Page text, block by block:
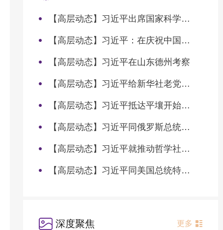
【高层动态】习近平出席国家科学技术奖励大会两院院士大会中国科协第十一次全国代表大会并发表重要讲话
【高层动态】习近平：在庆祝中国共产党成立105周年大会上的讲话
【高层动态】习近平在山东德州考察
【高层动态】习近平给新华社老党员张连生回信强调 传承红色基因 在新征程上书写优异答卷
【高层动态】习近平抵达平壤开始对朝鲜进行国事访问
【高层动态】习近平同俄罗斯总统普京会谈
【高层动态】习近平就推动哲学社会科学高质量发展作出重要指示
【高层动态】习近平同美国总统特朗普会谈
深度聚焦 更多